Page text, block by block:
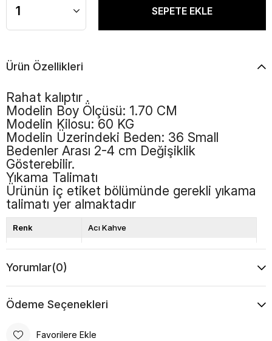
Ürün Özellikleri
Rahat kalıptır .
Modelin Boy Ölçüsü: 1.70 CM
Modelin Kilosu: 60 KG
Modelin Üzerindeki Beden: 36 Small
Bedenler Arası 2-4 cm Değişiklik
Gösterebilir.
Yıkama Talimatı
Ürünün iç etiket bölümünde gerekli yıkama
talimatı yer almaktadır
Renk Acı Kahve
Kalıp Bol Kalıp
Boy
Desen Düz
Yorumlar(0)
Ödeme Seçenekleri
Favorilere Ekle